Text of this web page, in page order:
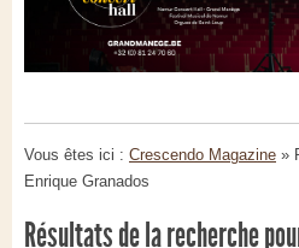
Vous êtes ici : Crescendo Magazine »
Enrique Granados
Résultats de la recherche